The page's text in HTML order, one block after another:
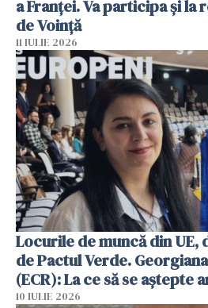
a Franţei. Va participa şi la
de Voinţă
11 IULIE 2026
Locurile de muncă din UE,
de Pactul Verde.
(ECR): La ce să se aștepte
10 IULIE 2026